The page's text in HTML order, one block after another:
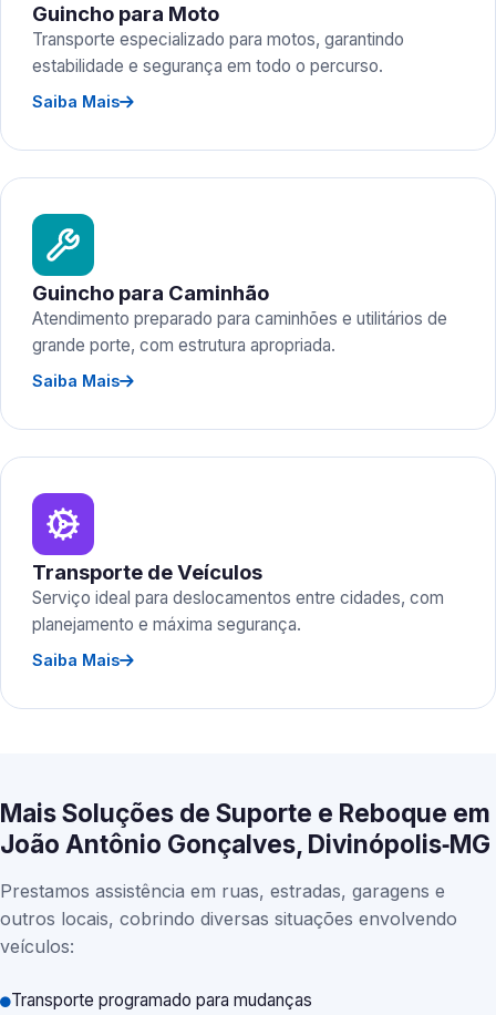
Guincho para Moto
Transporte especializado para motos, garantindo
estabilidade e segurança em todo o percurso.
Saiba Mais
Guincho para Caminhão
Atendimento preparado para caminhões e utilitários de
grande porte, com estrutura apropriada.
Saiba Mais
Transporte de Veículos
Serviço ideal para deslocamentos entre cidades, com
planejamento e máxima segurança.
Saiba Mais
Mais Soluções de Suporte e Reboque em
João Antônio Gonçalves, Divinópolis‑MG
Prestamos assistência em ruas, estradas, garagens e
outros locais, cobrindo diversas situações envolvendo
veículos:
Transporte programado para mudanças